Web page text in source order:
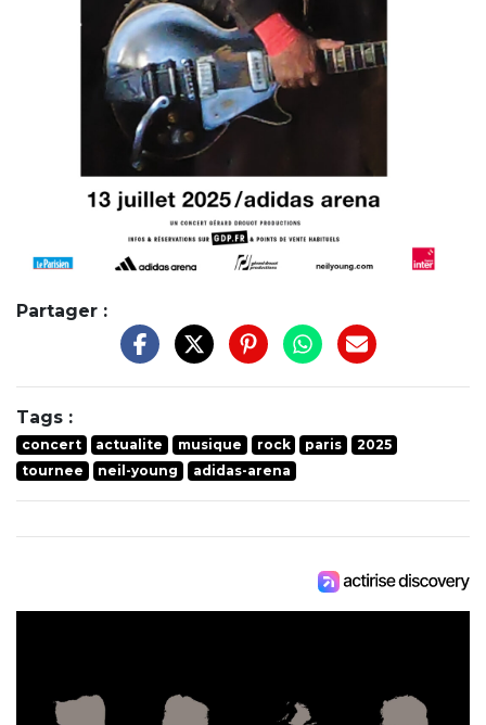
Partager :
Tags :
concert actualite musique rock paris
2025
tournee
neil-young adidas-arena